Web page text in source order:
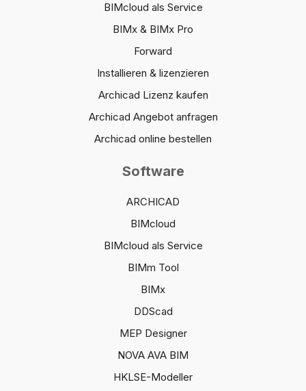
BIMcloud als Service
BIMx & BIMx Pro
Forward
Installieren & lizenzieren
Archicad Lizenz kaufen
Archicad Angebot anfragen
Archicad online bestellen
Software
ARCHICAD
BIMcloud
BIMcloud als Service
BIMm Tool
BIMx
DDScad
MEP Designer
NOVA AVA BIM
HKLSE-Modeller